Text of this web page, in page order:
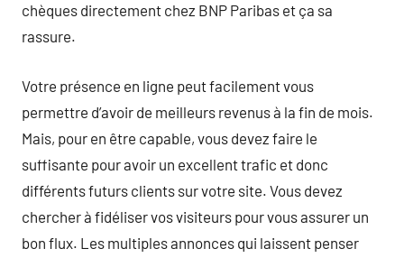
chèques directement chez BNP Paribas et ça sa
rassure.
Votre présence en ligne peut facilement vous
permettre d’avoir de meilleurs revenus à la fin de mois.
Mais, pour en être capable, vous devez faire le
suffisante pour avoir un excellent trafic et donc
différents futurs clients sur votre site. Vous devez
chercher à fidéliser vos visiteurs pour vous assurer un
bon flux. Les multiples annonces qui laissent penser